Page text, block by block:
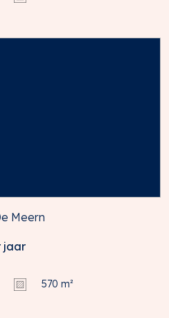
en uitsluitend voor
betrouwbare bron
Meern
jaar
570 m²